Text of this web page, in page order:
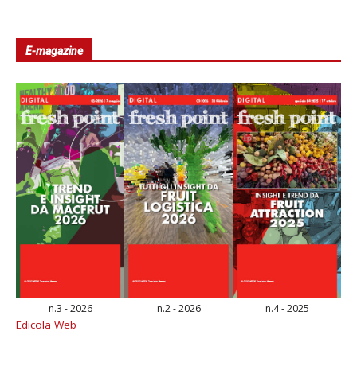
E-magazine
n.3 - 2026 n.2 - 2026 n.4 - 2025
Edicola Web